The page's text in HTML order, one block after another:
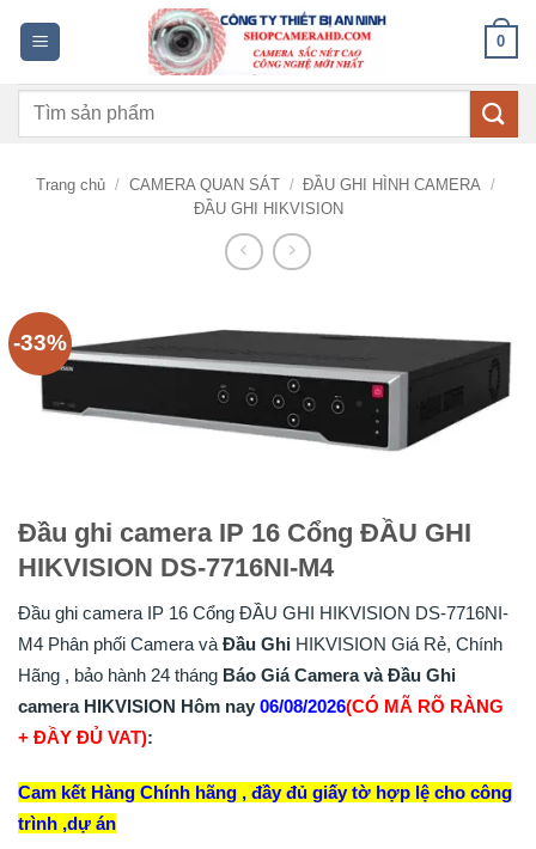
dung
0
Tìm
Trang chủ / CAMERA QUAN SÁT / ĐẦU GHI HÌNH CAMERA /
ĐẦU GHI HIKVISION
-33%
Đầu ghi camera IP 16 Cổng ĐẦU GHI
HIKVISION DS-7716NI-M4
Đầu ghi camera IP 16 Cổng ĐẦU GHI HIKVISION DS-7716NI-
M4 Phân phối Camera và Đầu Ghi HIKVISION Giá Rẻ, Chính
Hãng , bảo hành 24 tháng Báo Giá Camera và Đầu Ghi
camera HIKVISION Hôm nay 06/08/2026(CÓ MÃ RÕ RÀNG
+ ĐẦY ĐỦ VAT):
Cam kết Hàng Chính hãng , đầy đủ giấy tờ hợp lệ cho công
trình ,dự án